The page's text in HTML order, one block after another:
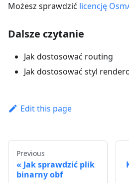
Możesz sprawdzić licencję
Dalsze czytanie
Jak dostosować routing
Jak dostosować styl
Edit this page
Previous
Jak sprawdzić plik
binarny obf